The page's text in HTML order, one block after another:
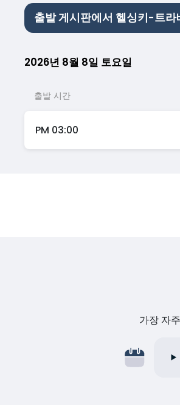
출발 게시판에서 헬싱키-트
2026년 8월 8일 토요일
출발 시간
PM 03:00
가장 자